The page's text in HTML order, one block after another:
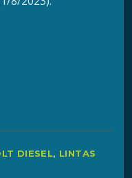
DIESEL, LINTAS